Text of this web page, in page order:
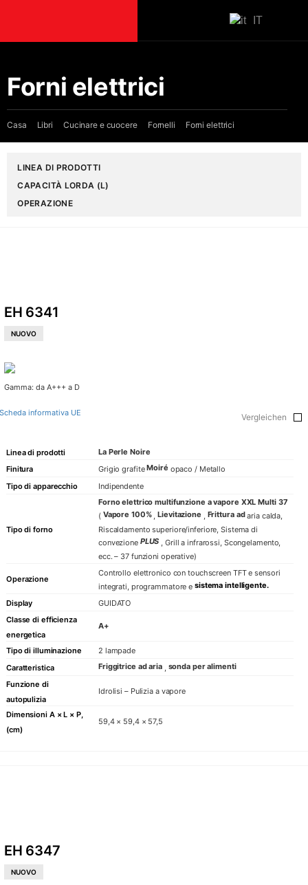
IT
Hobs
Bollitori
Retro
Art Déco
Impero
Forni elettrici
Casa Libri Cucinare e cuocere Fornelli Forni elettrici
LINEA DI PRODOTTI
CAPACITÀ LORDA (L)
OPERAZIONE
EH 6341
NUOVO
Gamma: da A+++ a D
Scheda informativa UE Vergleichen
Linea di prodotti
La Perle Noire
Finitura
Grigio grafiteMoiré opaco / Metallo
Tipo di apparecchio
Indipendente
Tipo di forno
Forno elettrico multifunzione a vapore XXL Multi 37
( Vapore 100%,Lievitazione Frittura adaria calda,
Riscaldamento superiore/inferiore, Sistema di
convezione PLUS , Grill a infrarossi, Scongelamento,
ecc. – 37 funzioni operative)
Operazione
Controllo elettronico con touchscreen TFT e sensori
integrati, programmatore esistema intelligente.
Display
GUIDATO
Classe di efficienza
energetica
A+
Tipo di illuminazione
2 lampade
Caratteristica
Friggitrice ad aria, sonda per alimenti
Funzione di
autopulizia
Idrolisi – Pulizia a vapore
Dimensioni A × L × P,
(cm)
59,4 × 59,4 × 57,5
EH 6347
NUOVO